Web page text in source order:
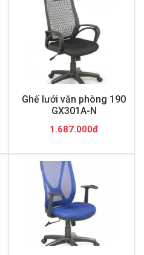
Ghế lưới văn phòng 190
GX301A-N
1.687.000đ